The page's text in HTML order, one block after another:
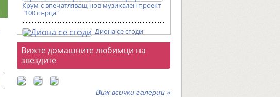
Крум с впечатляващ нов музикален проект
"100 сърца"
Диона се сгоди
Фотогалерии
Вижте домашните любимци на
звездите
Виж всички галерии »